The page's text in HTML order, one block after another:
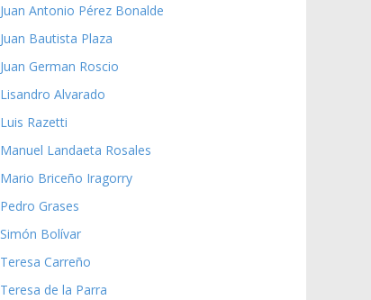
Juan Antonio Pérez Bonalde
Juan Bautista Plaza
Juan German Roscio
Lisandro Alvarado
Luis Razetti
Manuel Landaeta Rosales
Mario Briceño Iragorry
Pedro Grases
Simón Bolívar
Teresa Carreño
Teresa de la Parra